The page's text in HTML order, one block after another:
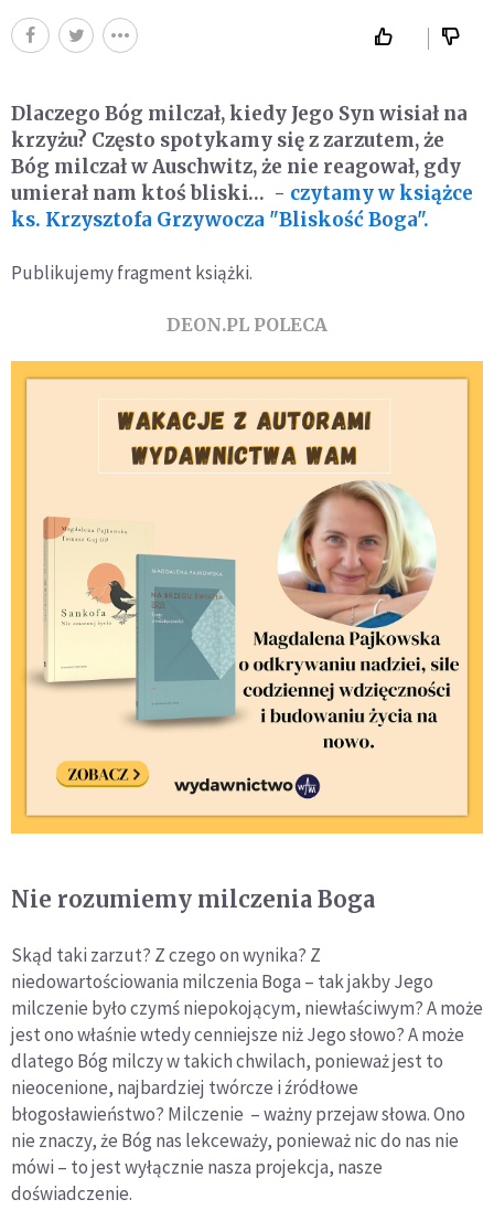
Dlaczego Bóg milczał, kiedy Jego Syn wisiał na
krzyżu? Często spotykamy się z zarzutem, że
Bóg milczał w Auschwitz, że nie reagował, gdy
umierał nam ktoś bliski… - czytamy w książce
ks. Krzysztofa Grzywocza "Bliskość Boga".
Publikujemy fragment książki.
DEON.PL POLECA
Nie rozumiemy milczenia Boga
Skąd taki zarzut? Z czego on wynika? Z
niedowartościowania milczenia Boga – tak jakby Jego
milczenie było czymś niepokojącym, niewłaściwym? A może
jest ono właśnie wtedy cenniejsze niż Jego słowo? A może
dlatego Bóg milczy w takich chwilach, ponieważ jest to
nieocenione, najbardziej twórcze i źródłowe
błogosławieństwo? Milczenie – ważny przejaw słowa. Ono
nie znaczy, że Bóg nas lekceważy, ponieważ nic do nas nie
mówi – to jest wyłącznie nasza projekcja, nasze
doświadczenie.